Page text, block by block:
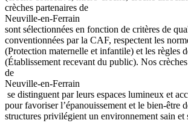
crèches partenaires de
Neuville-en-Ferrain
sont sélectionnées en fonction de critères de
conventionnées par la CAF, respectent les
(Protection maternelle et infantile) et les règles
(Établissement recevant du public). Nos
de
Neuville-en-Ferrain
se distinguent par leurs espaces lumineux et
pour favoriser l’épanouissement et le bien-être
structures privilégient un environnement sain et